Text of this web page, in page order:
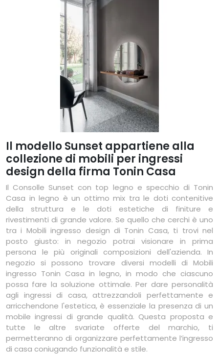
Il modello Sunset appartiene alla
collezione di mobili per ingressi
design della firma Tonin Casa
Il Consolle Sunset con top legno e specchio di Tonin
Casa in legno è un ottimo mix tra le doti contenitive
della struttura e le doti estetiche di finiture e
rivestimenti di grande valore. Se quello che cerchi è uno
tra i Mobili ingresso design di Tonin Casa, ti trovi nel
posto giusto: in negozio potrai visionare in prima
persona le più originali composizioni dell'azienda. In
negozio si possono trovare diversi modelli di Mobili
ingresso Tonin Casa in legno, in modo che ciascuno
possa fare la soluzione ottimale. Per dare personalità
agli ingressi di casa, attrezzandoli perfettamente e
arricchendone l'estetica, è essenziale la presenza di un
mobile ingressi di grande qualità. Questa proposta e
tutte le altre svariate offerte del marchio, ti
permetteranno di organizzare perfettamente l’ingresso
di casa coniugando funzionalità e stile.